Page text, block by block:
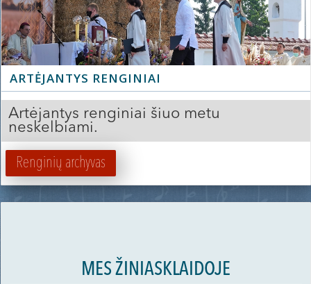
ARTĖJANTYS RENGINIAI
Artėjantys renginiai šiuo metu
neskelbiami.
Renginių archyvas
MES ŽINIASKLAIDOJE